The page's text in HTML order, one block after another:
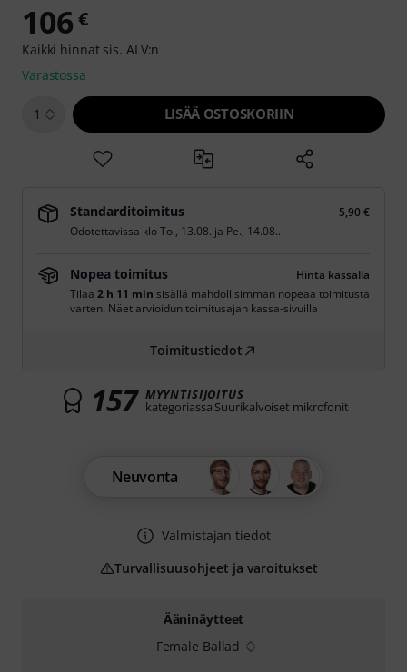
Ääninäytteet
Female Ballad
106 €
Kaikki hinnat sis. ALV:n
Varastossa
1 LISÄÄ OSTOSKORIIN
Standarditoimitus
5,90 €
Odotettavissa kloTo., 13.08. ja Pe., 14.08..
Nopea toimitus
Hinta kassalla
Tilaa 2 h 11 min sisällä mahdollisimman nopeaa toimitusta
varten. Näet arvioidun toimitusajan kassa-sivuilla
Toimitustiedot
157 MYYNTISIJOITUS
kategoriassa Suurikalvoiset mikrofonit
Neuvonta
Valmistajan tiedot
Turvallisuusohjeet ja varoitukset